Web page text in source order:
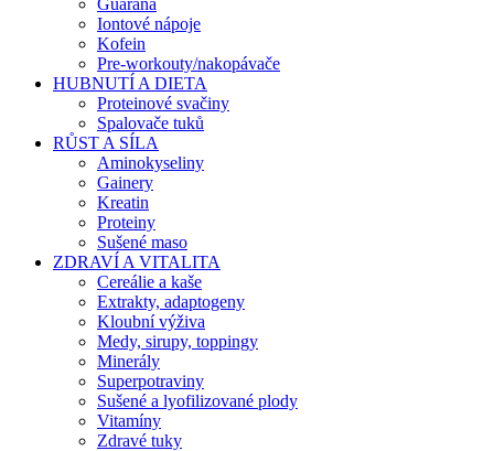
Iontové nápoje
Kofein
Pre-workouty/nakopávače
HUBNUTÍ A DIETA
Proteinové svačiny
Spalovače tuků
RŮST A SÍLA
Aminokyseliny
Gainery
Kreatin
Proteiny
Sušené maso
ZDRAVÍ A VITALITA
Cereálie a kaše
Extrakty, adaptogeny
Kloubní výživa
Medy, sirupy, toppingy
Minerály
Superpotraviny
Sušené a lyofilizované plody
Vitamíny
Zdravé tuky